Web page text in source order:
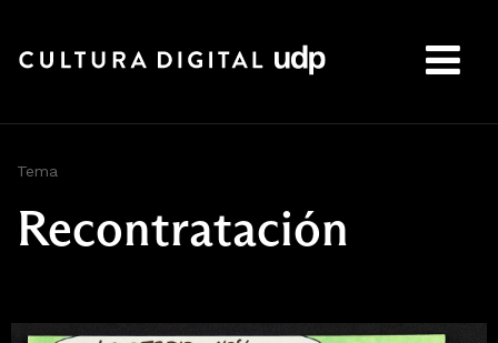
Tema
Recontratación